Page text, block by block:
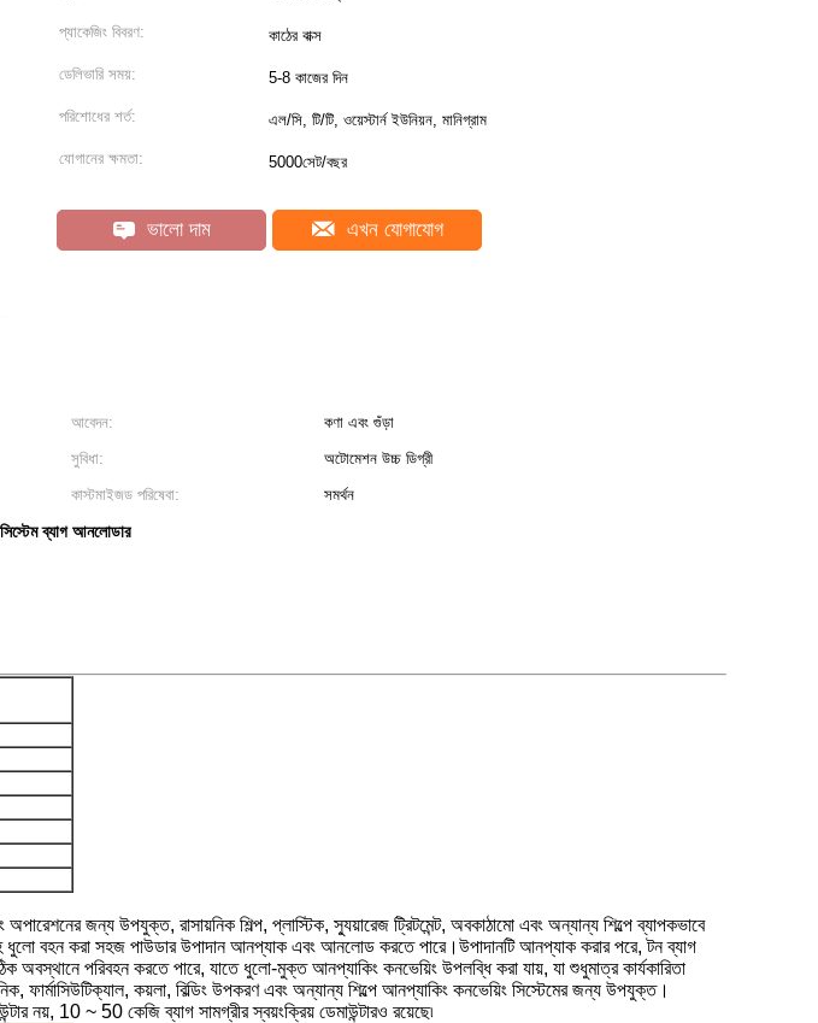
প্যাকেজিং বিবরণ: কাঠের বাক্স
ডেলিভারি সময়: 5-8 কাজের দিন
পরিশোধের শর্ত: এল/সি, টি/টি, ওয়েস্টার্ন ইউনিয়ন, মানিগ্রাম
যোগানের ক্ষমতা: 5000সেট/বছর
ভালো দাম এখন যোগাযোগ
আবেদন:
কণা এবং গুঁড়া
সুবিধা:
অটোমেশন উচ্চ ডিগ্রী
কাস্টমাইজড পরিষেবা:
সমর্থন
ব্যাগ আনলোডার
জন্য উপযুক্ত, রাসায়নিক শিল্প, প্লাস্টিক, স্যুয়ারেজ ট্রিটমেন্ট, অবকাঠামো এবং অন্যান্য শিল্পে ব্যাপকভাবে
বহন করা সহজ পাউডার উপাদান আনপ্যাক এবং আনলোড করতে পারে।উপাদানটি আনপ্যাক করার পরে, টন ব্যাগ
অবস্থানে পরিবহন করতে পারে, যাতে ধুলো-মুক্ত আনপ্যাকিং কনভেয়িং উপলব্ধি করা যায়, যা শুধুমাত্র কার্যকারিতা
কয়লা, বিল্ডিং উপকরণ এবং অন্যান্য শিল্পে আনপ্যাকিং কনভেয়িং সিস্টেমের জন্য উপযুক্ত।
নয়, 10 ~ 50 কেজি ব্যাগ সামগ্রীর স্বয়ংক্রিয় ডেমাউন্টারও রয়েছে৷